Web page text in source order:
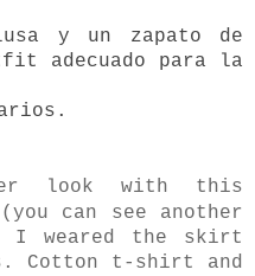
y un zapato de
adecuado para la
look with this
can see another
I weared the skirt
Cotton t-shirt and